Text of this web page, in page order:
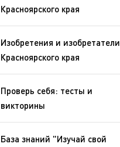
Красноярского края
Изобретения и изобретатели
Красноярского края
Проверь себя: тесты и
викторины
База знаний "Изучай свой